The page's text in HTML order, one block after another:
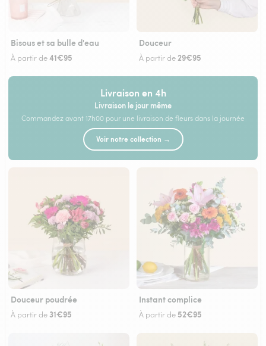
Bisous et sa bulle d'eau
À partir de41€95
Douceur
À partir de29€95
Livraison en 4h
Livraison le jour même
Commandez avant 17h00 pour une livraison de fleurs dans la journée
Voir notre collection →
Douceur poudrée
À partir de 31€95
Instant complice
À partir de 52€95